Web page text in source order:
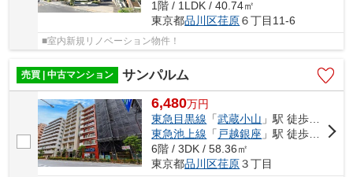
1階 / 1LDK / 40.74㎡
東京都品川区荏原６丁目11-6
■室内新規リノベーション物件！
売買 | 中古マンション サンパルム
6,480万円
東急目黒線 「武蔵小山 」駅 徒歩7分
東急池上線 「 戸越銀座 」駅 徒歩11分
6階 / 3DK / 58.36㎡
東京都品川区荏原３丁目